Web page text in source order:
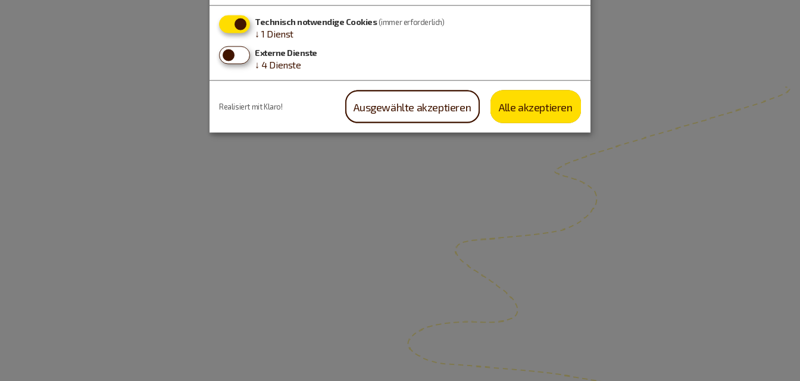
Technisch notwendige Cookies(immer erforderlich)
↓ 1 Dienst
Externe Dienste
↓ 4 Dienste
Ausgewählte akzeptieren Alle akzeptieren
Realisiert mit Klaro!